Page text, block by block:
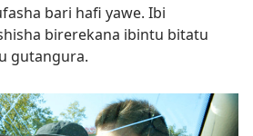
bari hafi yawe. Ibi
birerekana ibintu bitatu
gutangura.